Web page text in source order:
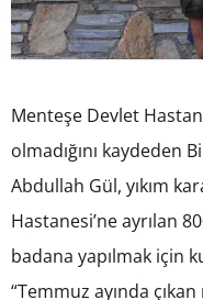
Menteşe Devlet
olmadığını kaydeden
Abdullah Gül, yıkım
Hastanesi’ne ayrılan
badana yapılmak için
“Temmuz ayında